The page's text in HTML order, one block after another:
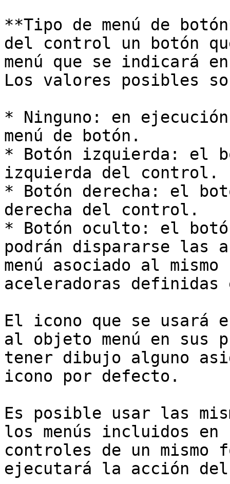
**Tipo de menú de
del control un botón
menú que se indicará
Los valores posibles
* Ninguno: en
menú de botón.
* Botón izquierda: el
izquierda del control.
* Botón derecha: el
derecha del control.
* Botón oculto: el
podrán dispararse las
menú asociado al
aceleradoras definidas
El icono que se usará
al objeto menú en sus
tener dibujo alguno
icono por defecto.
Es posible usar las
los menús incluidos
controles de un mismo
ejecutará la acción